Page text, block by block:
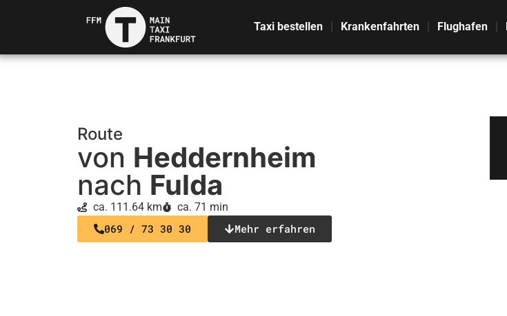
Taxi bestellen Krankenfahrten Flughafen
Route
von Heddernheim
nach Fulda
ca. 111.64 km ca. 71 min
069 / 73 30 30 Mehr erfahren